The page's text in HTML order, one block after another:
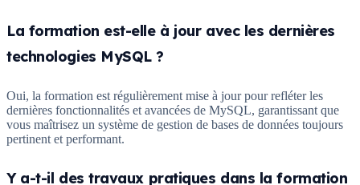
La formation est-elle à jour avec les dernières
technologies MySQL ?
Oui, la formation est régulièrement mise à jour pour refléter les
dernières fonctionnalités et avancées de MySQL, garantissant que
vous maîtrisez un système de gestion de bases de données toujours
pertinent et performant.
Y a-t-il des travaux pratiques dans la formation